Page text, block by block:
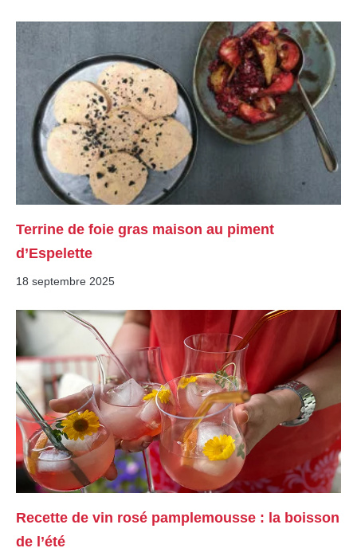
Terrine de foie gras maison au piment
d’Espelette
18 septembre 2025
Recette de vin rosé pamplemousse : la boisson
de l’été